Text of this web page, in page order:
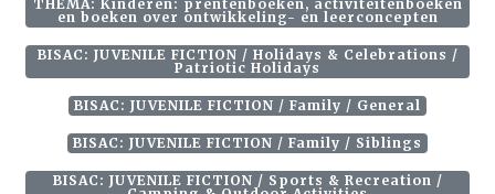
THEMA: Kinderen: prentenboeken, activiteitenboeken
en boeken over ontwikkeling- en leerconcepten
BISAC: JUVENILE FICTION / Holidays & Celebrations /
Patriotic Holidays
BISAC: JUVENILE FICTION / Family / General
BISAC: JUVENILE FICTION / Family / Siblings
BISAC: JUVENILE FICTION / Sports & Recreation /